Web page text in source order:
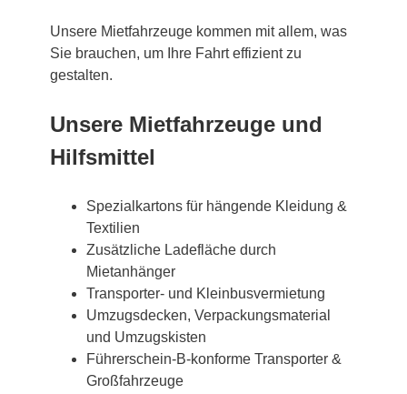
Unsere Mietfahrzeuge kommen mit allem, was
Sie brauchen, um Ihre Fahrt effizient zu
gestalten.
Unsere Mietfahrzeuge und
Hilfsmittel
Spezialkartons für hängende Kleidung &
Textilien
Zusätzliche Ladefläche durch
Mietanhänger
Transporter- und Kleinbusvermietung
Umzugsdecken, Verpackungsmaterial
und Umzugskisten
Führerschein-B-konforme Transporter &
Großfahrzeuge